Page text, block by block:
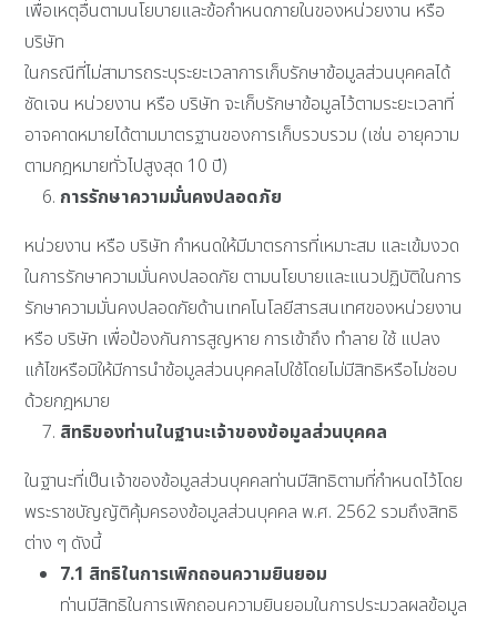
เพื่อเหตุอื่นตามนโยบายและข้อกำหนดภายในของหน่วยงาน หรือ
บริษัท
ในกรณีที่ไม่สามารถระบุระยะเวลาการเก็บรักษาข้อมูลส่วนบุคคลได้
ชัดเจน หน่วยงาน หรือ บริษัท จะเก็บรักษาข้อมูลไว้ตามระยะเวลาที่
อาจคาดหมายได้ตามมาตรฐานของการเก็บรวบรวม (เช่น อายุความ
ตามกฎหมายทั่วไปสูงสุด 10 ปี)
การรักษาความมั่นคงปลอดภัย
หน่วยงาน หรือ บริษัท กำหนดให้มีมาตรการที่เหมาะสม และเข้มงวด
ในการรักษาความมั่นคงปลอดภัย ตามนโยบายและแนวปฏิบัติในการ
รักษาความมั่นคงปลอดภัยด้านเทคโนโลยีสารสนเทศของหน่วยงาน
หรือ บริษัท เพื่อป้องกันการสูญหาย การเข้าถึง ทำลาย ใช้ แปลง
แก้ไขหรือมิให้มีการนำข้อมูลส่วนบุคคลไปใช้โดยไม่มีสิทธิหรือไม่ชอบ
ด้วยกฎหมาย
สิทธิของท่านในฐานะเจ้าของข้อมูลส่วนบุคคล
ในฐานะที่เป็นเจ้าของข้อมูลส่วนบุคคลท่านมีสิทธิตามที่กำหนดไว้โดย
พระราชบัญญัติคุ้มครองข้อมูลส่วนบุคคล พ.ศ. 2562 รวมถึงสิทธิ
ต่าง ๆ ดังนี้
7.1 สิทธิในการเพิกถอนความยินยอม
ท่านมีสิทธิในการเพิกถอนความยินยอมในการประมวลผลข้อมูล